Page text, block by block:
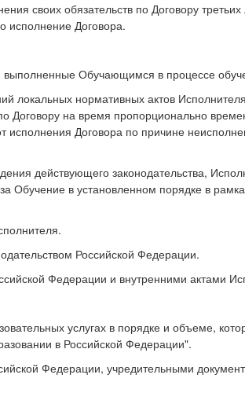
своих обязательств по Договору
исполнение Договора.
Обучающимся в процессе
нормативных актов Исполнителя
Договору на время пропорционально
Договора по причине
действующего законодательства,
Обучение в установленном порядке в
Российской Федерации.
Федерации и внутренними актами
услугах в порядке и объеме,
в Российской Федерации".
Федерации, учредительными